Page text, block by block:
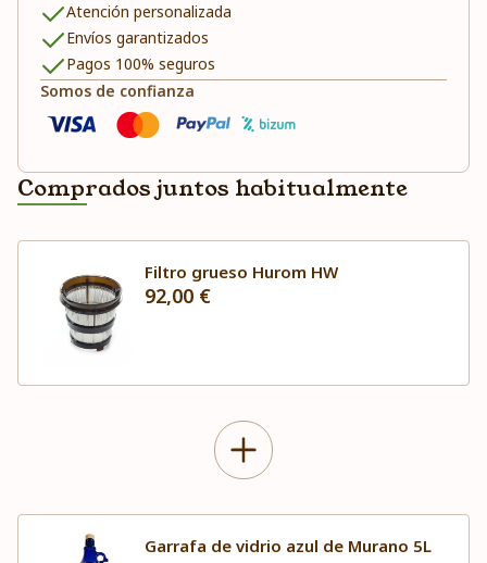
Atención personalizada
Envíos garantizados
Pagos 100% seguros
Somos de confianza
Comprados juntos habitualmente
Filtro grueso Hurom HW
92,00 €
Garrafa de vidrio azul de Murano 5L